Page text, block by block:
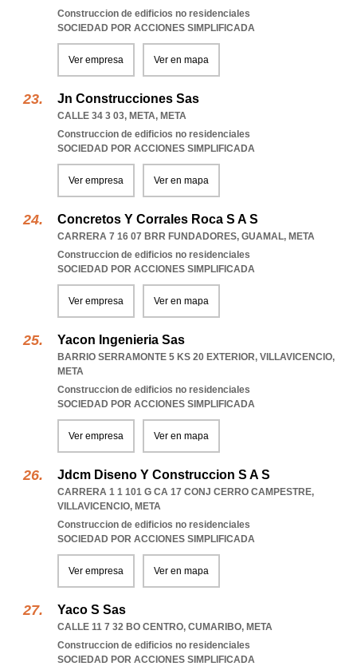
Construccion de edificios no residenciales
SOCIEDAD POR ACCIONES SIMPLIFICADA
Ver empresa Ver en mapa
Jn Construcciones Sas
CALLE 34 3 03, META, META
Construccion de edificios no residenciales
SOCIEDAD POR ACCIONES SIMPLIFICADA
Ver empresa Ver en mapa
Concretos Y Corrales Roca S A S
CARRERA 7 16 07 BRR FUNDADORES, GUAMAL, META
Construccion de edificios no residenciales
SOCIEDAD POR ACCIONES SIMPLIFICADA
Ver empresa Ver en mapa
Yacon Ingenieria Sas
BARRIO SERRAMONTE 5 KS 20 EXTERIOR, VILLAVICENCIO,
META
Construccion de edificios no residenciales
SOCIEDAD POR ACCIONES SIMPLIFICADA
Ver empresa Ver en mapa
Jdcm Diseno Y Construccion S A S
CARRERA 1 1 101 G CA 17 CONJ CERRO CAMPESTRE,
VILLAVICENCIO, META
Construccion de edificios no residenciales
SOCIEDAD POR ACCIONES SIMPLIFICADA
Ver empresa Ver en mapa
Yaco S Sas
CALLE 11 7 32 BO CENTRO, CUMARIBO, META
Construccion de edificios no residenciales
SOCIEDAD POR ACCIONES SIMPLIFICADA